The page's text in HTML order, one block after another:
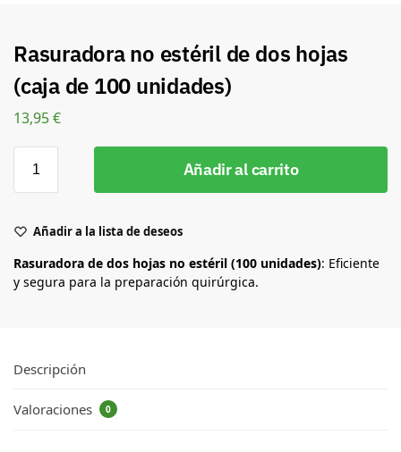
Rasuradora no estéril de dos hojas
(caja de 100 unidades)
13,95€
Añadir al carrito
Añadir a la lista de deseos
Rasuradora de dos hojas no estéril (100 unidades): Eficiente
y segura para la preparación quirúrgica.
Descripción
Valoraciones 0